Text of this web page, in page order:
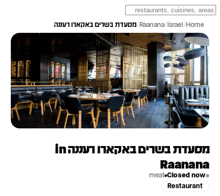
Home
/
Israel
/
Raanana
/ מסעדת בשרים באקארו רעננה
מסעדת בשרים באקארו רעננה in
Raanana
Closed now
meat
Restaurant